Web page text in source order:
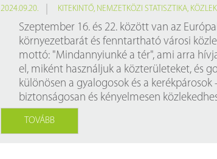
2024.09.20. KITEKINTŐ, NEMZETKÖZI STATISZTIKA,
Szeptember 16. és 22. között van az
környezetbarát és fenntartható városi
mottó: "Mindannyiunké a tér", ami arra
el, miként használjuk a közterületeket, és
különösen a gyalogosok és a
biztonságosan és kényelmesen
TOVÁBB